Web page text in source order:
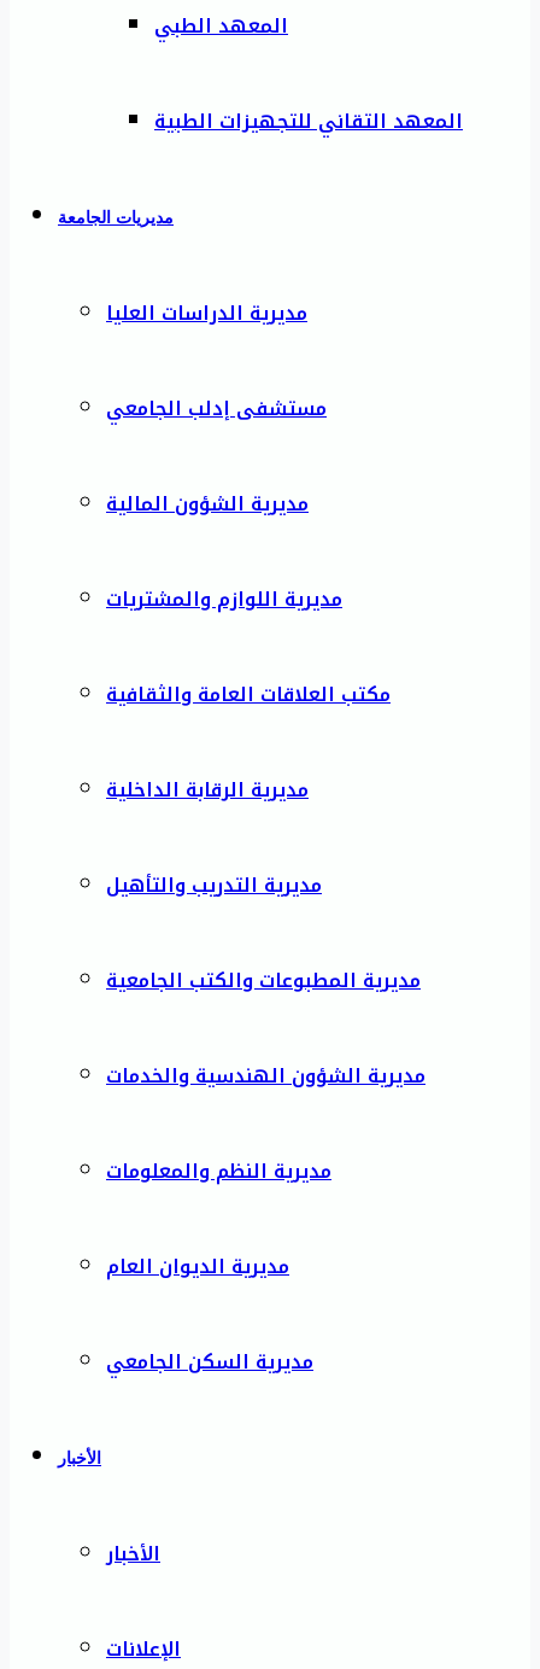
المعهد الطبي
المعهد التقاني للتجهيزات الطبية
مديريات الجامعة
مديرية الدراسات العليا
مستشفى إدلب الجامعي
مديرية الشؤون المالية
مديرية اللوازم والمشتريات
مكتب العلاقات العامة والثقافية
مديرية الرقابة الداخلية
مديرية التدريب والتأهيل
مديرية المطبوعات والكتب الجامعية
مديرية الشؤون الهندسية والخدمات
مديرية النظم والمعلومات
مديرية الديوان العام
مديرية السكن الجامعي
الأخبار
الأخبار
الإعلانات